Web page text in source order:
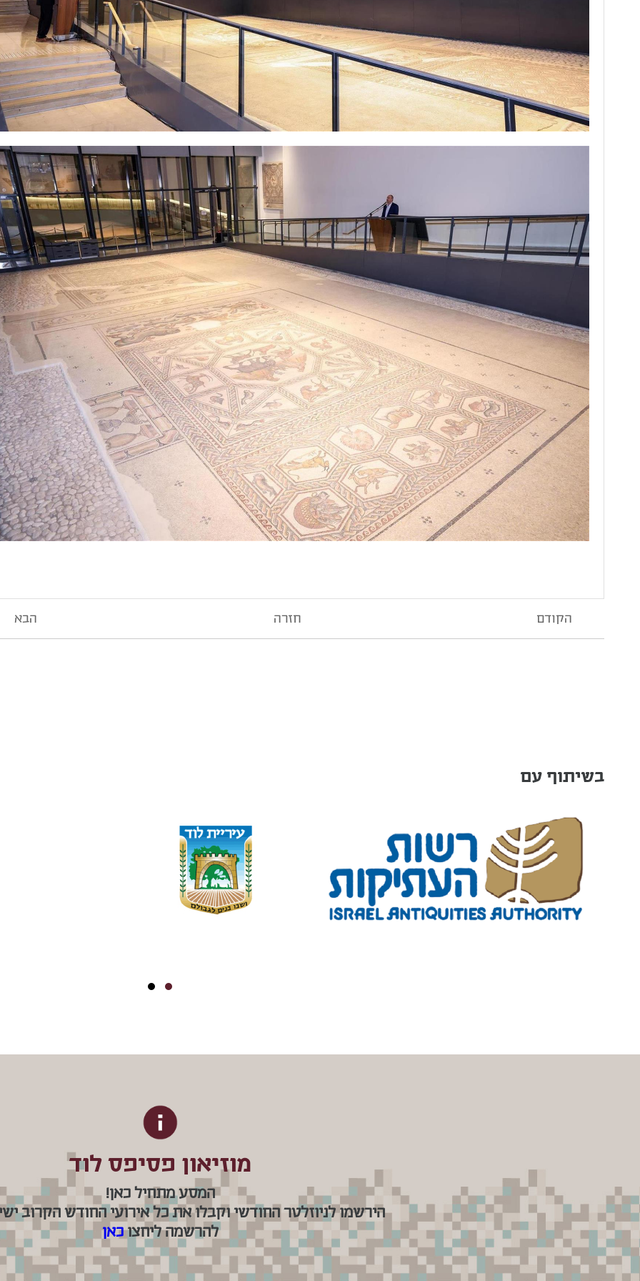
הקודם חזרה הבא
בשיתוף עם
מוזיאון פסיפס לוד
המסע מתחיל כאן!
הירשמו לניוזלטר החודשי וקבלו את כל אירועי החודש הקרוב
להרשמה ליחצוכאן